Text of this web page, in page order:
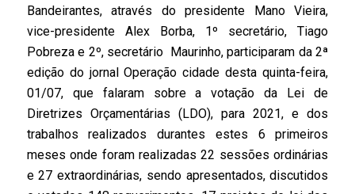
Bandeirantes, através do presidente Mano Vieira,
vice-presidente Alex Borba, 1º secretário, Tiago
Pobreza e 2º, secretário Maurinho, participaram da 2ª
edição do jornal Operação cidade desta quinta-feira,
01/07, que falaram sobre a votação da Lei de
Diretrizes Orçamentárias (LDO), para 2021, e dos
trabalhos realizados durantes estes 6 primeiros
meses onde foram realizadas 22 sessões ordinárias
e 27 extraordinárias, sendo apresentados, discutidos